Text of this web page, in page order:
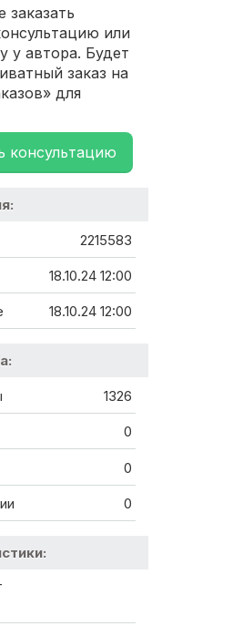
или
у автора. Будет
заказ на
для
консультацию
2215583
18.10.24 12:00
18.10.24 12:00
1326
0
0
0